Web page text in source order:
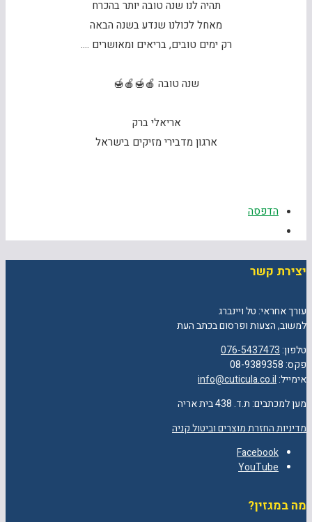
תהיה לנו שנה טובה יותר בהכרח
מאחל לכולנו שנדע בשנה הבאה
רק ימים טובים, בריאים ומאושרים ….
שנה טובה 🍎🍯🍎🍯
אריאלי ברק
ארגון מדבירי מזיקים בישראל
הדפסה
יצירת קשר
עורך אחראי: טל ויינברג
למשוב, הצעות ופרסום בכתב העת
טלפון:076-5437473
פקס: 08-9389358
אימייל:info@cuticula.co.il
מען למכתבים: ת.ד. 438 בית אריה
מדיניות החזרת מוצרים וביטול קניה
Facebook
YouTube
מה במגזין?